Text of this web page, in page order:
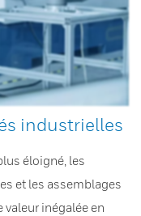
industrielles
éloigné, les
et les assemblages
inégalée en